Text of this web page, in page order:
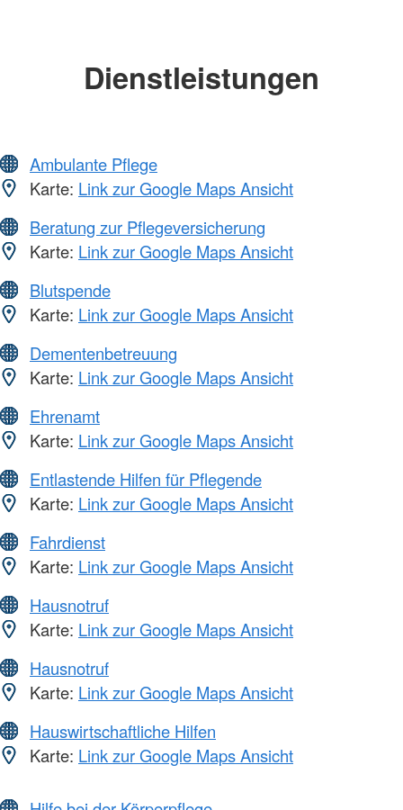
Dienstleistungen
Ambulante Pflege
Karte: Link zur Google Maps Ansicht
Beratung zur Pflegeversicherung
Karte: Link zur Google Maps Ansicht
Blutspende
Karte: Link zur Google Maps Ansicht
Dementenbetreuung
Karte: Link zur Google Maps Ansicht
Ehrenamt
Karte: Link zur Google Maps Ansicht
Entlastende Hilfen für Pflegende
Karte: Link zur Google Maps Ansicht
Fahrdienst
Karte: Link zur Google Maps Ansicht
Hausnotruf
Karte: Link zur Google Maps Ansicht
Hausnotruf
Karte: Link zur Google Maps Ansicht
Hauswirtschaftliche Hilfen
Karte: Link zur Google Maps Ansicht